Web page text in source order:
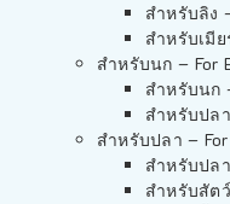
สำหรับลิง
สำหรับเมี
สำหรับนก – For
สำหรับนก
สำหรับปล
สำหรับปลา –
สำหรับปล
สำหรับสัต